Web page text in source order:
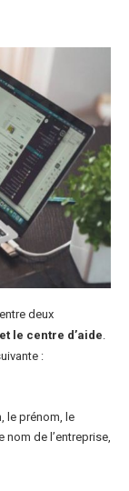
deux
le centre d’aide.
:
le prénom, le
nom de l’entreprise,